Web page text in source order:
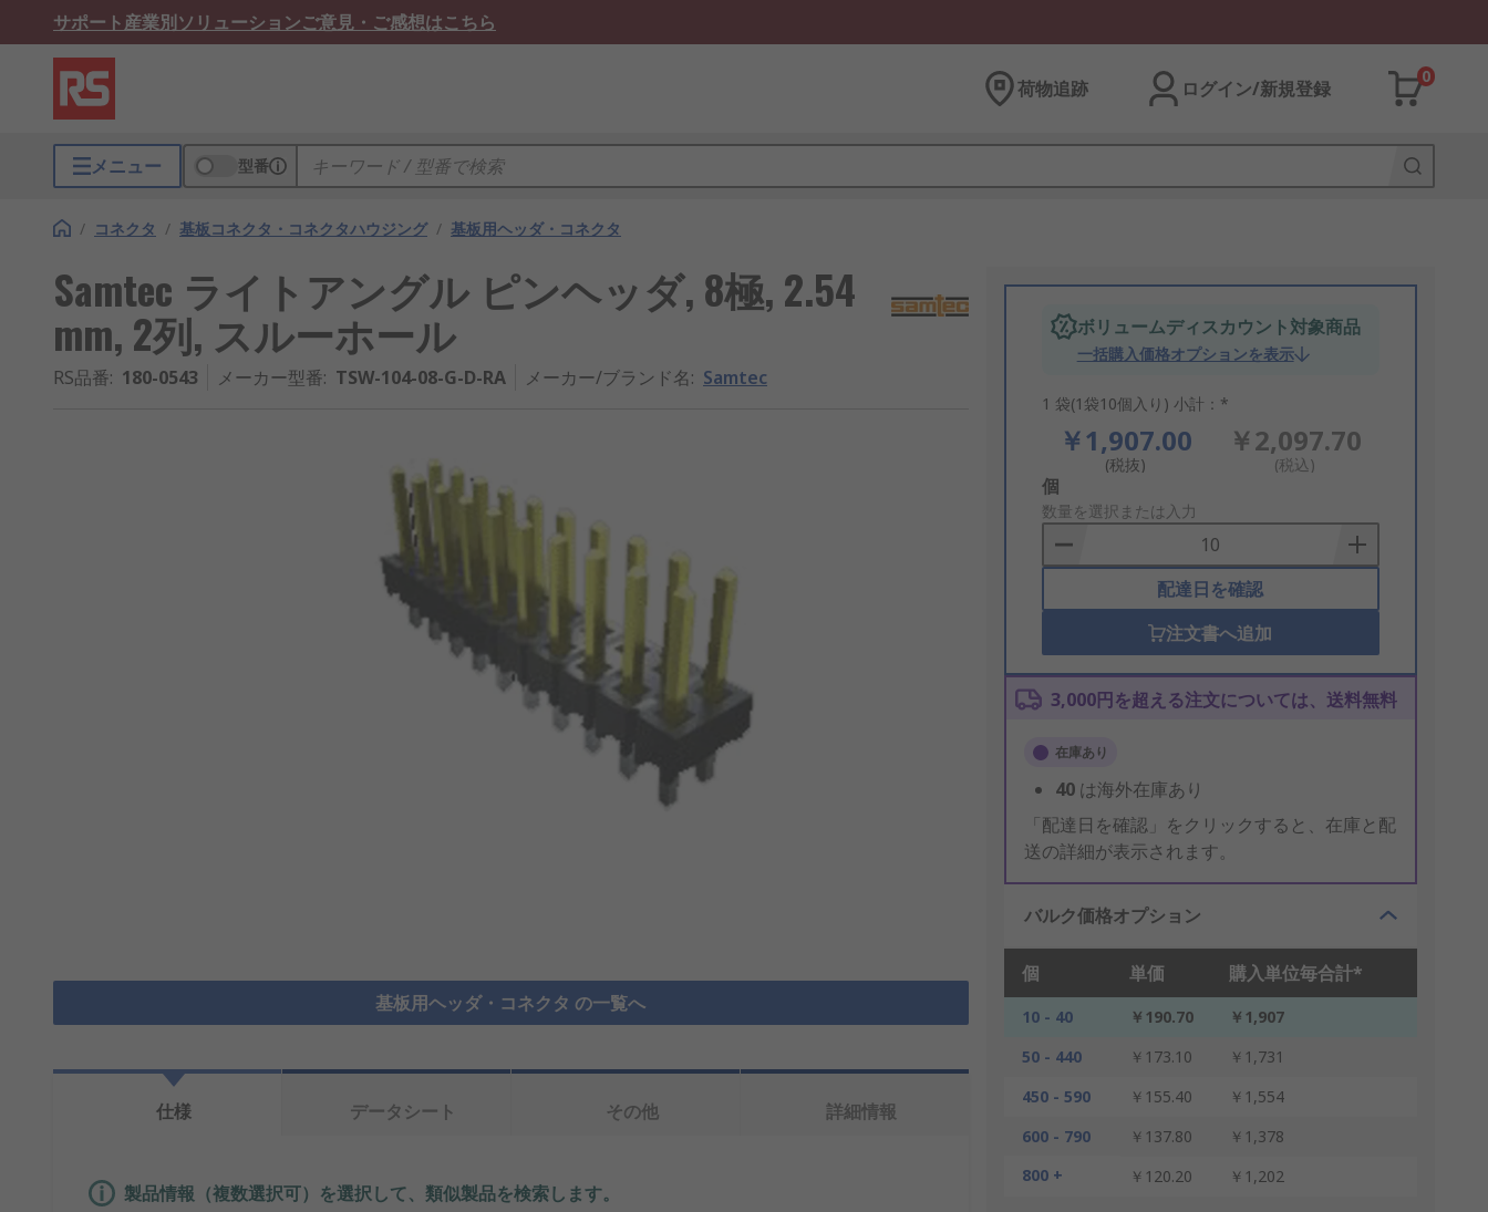
サポート産業別ソリューションご意見・ご感想はこちら
荷物追跡 ログイン/新規登録
0
メニュー 型番
/ コネクタ / 基板コネクタ・コネクタハウジング / 基板用ヘッダ・コネクタ
Samtec ライトアングル ピンヘッダ, 8極, 2.54
mm, 2列, スルーホール
RS品番: 180-0543 メーカー型番: TSW-104-08-G-D-RA メーカー/ブランド名: Samtec
基板用ヘッダ・コネクタ の一覧へ
ボリュームディスカウント対象商品
一括購入価格オプションを表示
1 袋(1袋10個入り) 小計：*
￥1,907.00
(税抜)
￥2,097.70
(税込)
Add
to
Basket
個
数量を選択または入力
配達日を確認
注文書へ追加
3,000円を超える注文については、送料無料
在庫あり
40 は海外在庫あり
「配達日を確認」をクリックすると、在庫と配
送の詳細が表示されます。
バルク価格オプション
個 単価 購入単位毎合計*
10 - 40 ￥190.70
￥1,907
50 - 440
￥173.10
￥1,731
450 - 590
￥155.40
￥1,554
600 - 790
￥137.80
￥1,378
800 +
￥120.20 ￥1,202
仕様 データシート その他 詳細情報
製品情報（複数選択可）を選択して、類似製品を検索します。